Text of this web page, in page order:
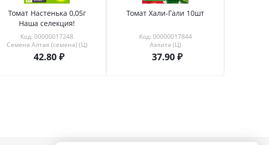
Томат Настенька 0,05г
Наша селекция!
Код: 00000017248
Семена Алтая (семена) (Ц)
42.80
Томат Хали-Гали 10шт
Код: 00000017844
Аэлита (Ц)
37.90